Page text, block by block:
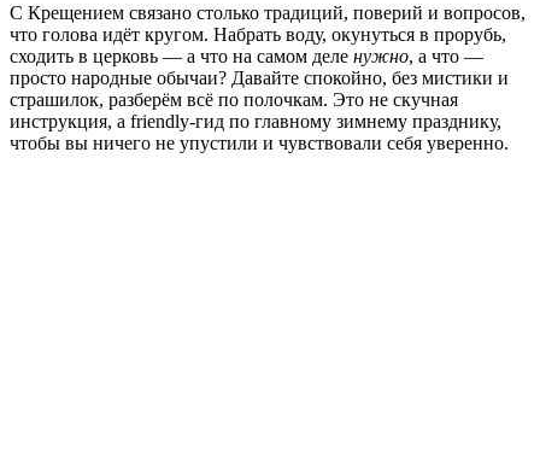
С Крещением связано столько традиций, поверий и вопросов,
что голова идёт кругом. Набрать воду, окунуться в прорубь,
сходить в церковь — а что на самом деле нужно, а что —
просто народные обычаи? Давайте спокойно, без мистики и
страшилок, разберём всё по полочкам. Это не скучная
инструкция, а friendly-гид по главному зимнему празднику,
чтобы вы ничего не упустили и чувствовали себя уверенно.